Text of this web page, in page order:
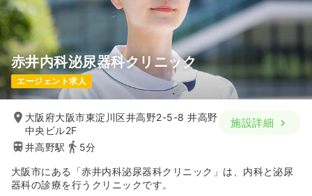
赤井内科泌尿器科クリニック
エージェント求人
大阪府大阪市東淀川区井高野2-5-8 井高野
中央ビル2F
井高野駅
5分
施設詳細
大阪市にある「赤井内科泌尿器科クリニック」は、内科と泌尿
器科の診療を行うクリニックです。